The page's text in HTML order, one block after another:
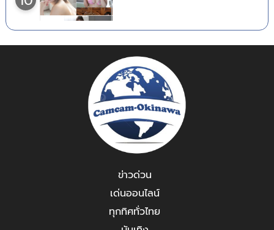
ข่าวด่วน
เด่นออนไลน์
ทุกทิศทั่วไทย